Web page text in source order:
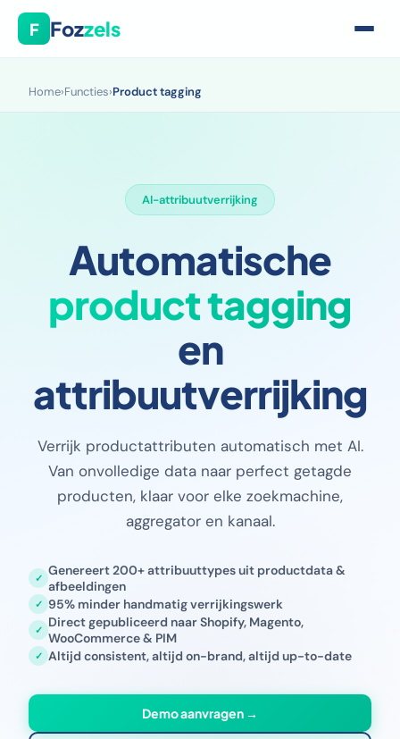
F Fozzels
Home›Functies›Product tagging
AI-attribuutverrijking
Automatische
product tagging
en
attribuutverrijking
Verrijk productattributen automatisch met AI.
Van onvolledige data naar perfect getagde
producten, klaar voor elke zoekmachine,
aggregator en kanaal.
Genereert 200+ attribuuttypes uit productdata &
afbeeldingen
95% minder handmatig verrijkingswerk
Direct gepubliceerd naar Shopify, Magento,
WooCommerce & PIM
Altijd consistent, altijd on-brand, altijd up-to-date
Demo aanvragen →